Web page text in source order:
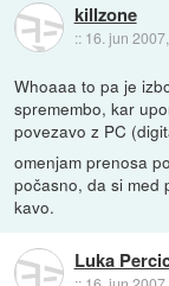
killzone
:: 16. jun
Whoaaa to pa je
spremembo, kar
povezavo z PC
omenjam prenosa
počasno, da si med
kavo.
Luka